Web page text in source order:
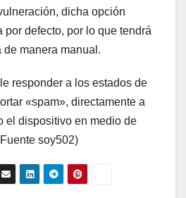
dicha opción
por defecto, por lo que tendrá
manera manual.
responder a los estados de
«spam», directamente a
el dispositivo en medio de
soy502)